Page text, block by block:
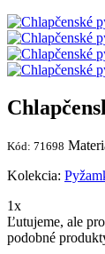
Kód: 71698
Kolekcia:
1x
Ľutujeme, ale
podobné